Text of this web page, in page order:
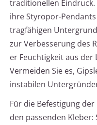
traditionellen Eindruck.
ihre Styropor-
tragfähigen
zur Verbesserung des
er Feuchtigkeit aus
Vermeiden Sie es,
instabilen
Für die Befestigung
den passenden